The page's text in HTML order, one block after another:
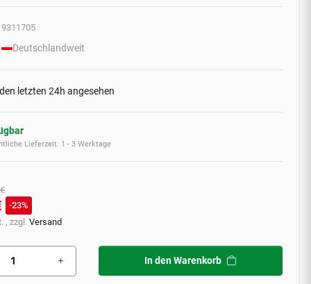
9311705
Deutschlandweit
letzten 24h angesehen
Lieferzeit: 1 - 3 Werktage
23%
, zzgl. Versand
In den Warenkorb